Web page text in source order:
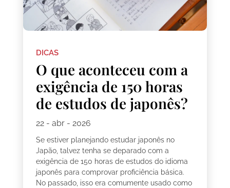
DICAS
O que aconteceu com a
exigência de 150 horas
de estudos de japonês?
22 - abr - 2026
Se estiver planejando estudar japonês no
Japão, talvez tenha se deparado com a
exigência de 150 horas de estudos do idioma
japonês para comprovar proficiência básica.
No passado, isso era comumente usado como